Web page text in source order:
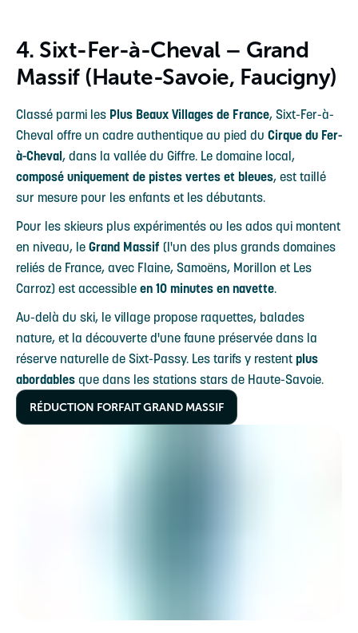
4. Sixt-Fer-à-Cheval – Grand
Massif (Haute-Savoie, Faucigny)
Classé parmi les Plus Beaux Villages de France, Sixt-Fer-à-
Cheval offre un cadre authentique au pied du Cirque du Fer-
à-Cheval, dans la vallée du Giffre. Le domaine local,
composé uniquement de pistes vertes et bleues, est taillé
sur mesure pour les enfants et les débutants.
Pour les skieurs plus expérimentés ou les ados qui montent
en niveau, le Grand Massif (l'un des plus grands domaines
reliés de France, avec Flaine, Samoëns, Morillon et Les
Carroz) est accessible en 10 minutes en navette.
Au-delà du ski, le village propose raquettes, balades
nature, et la découverte d'une faune préservée dans la
réserve naturelle de Sixt-Passy. Les tarifs y restent plus
abordables que dans les stations stars de Haute-Savoie.
RÉDUCTION FORFAIT GRAND MASSIF